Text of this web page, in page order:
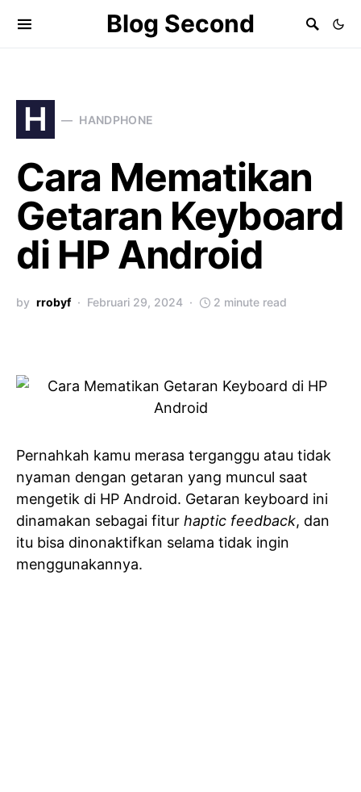
Blog Second
H HANDPHONE
Cara Mematikan
Getaran Keyboard
di HP Android
by rrobyf Februari 29, 2024 2 minute read
Pernahkah kamu merasa terganggu atau tidak
nyaman dengan getaran yang muncul saat
mengetik di HP Android. Getaran keyboard ini
dinamakan sebagai fitur haptic feedback, dan
itu bisa dinonaktifkan selama tidak ingin
menggunakannya.